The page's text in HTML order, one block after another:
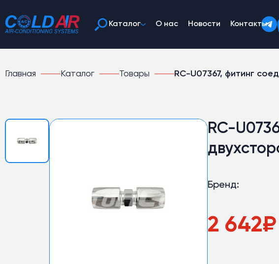
Каталог О нас Новости Контакты
Главная Каталог Товары RC-U07367, фитинг
RC-
Бренд:
2 642₽